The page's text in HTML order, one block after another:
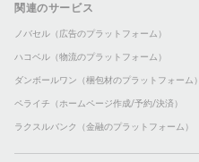
関連のサービス
ノバセル（広告のプラットフォーム）
ハコベル（物流のプラットフォーム）
ダンボールワン（梱包材のプラットフォーム）
ペライチ（ホームページ作成/予約/決済）
ラクスルバンク（金融のプラットフォーム）